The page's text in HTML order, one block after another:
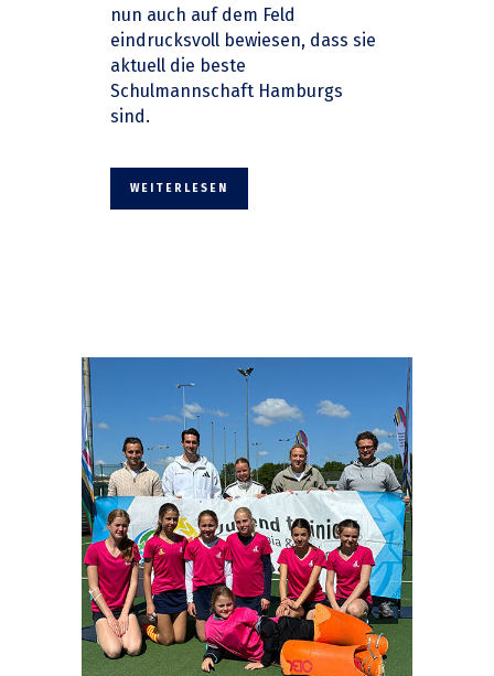
nun auch auf dem Feld
eindrucksvoll bewiesen, dass sie
aktuell die beste
Schulmannschaft Hamburgs
sind.
WEITERLESEN